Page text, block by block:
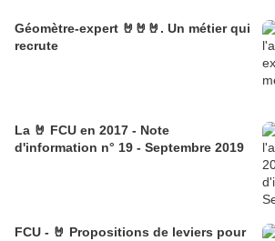
Géomètre-expert 🤘🤘🤘. Un métier qui
recrute
La 🤘 FCU en 2017 - Note
d'information n° 19 - Septembre 2019
FCU - 🤘 Propositions de leviers pour